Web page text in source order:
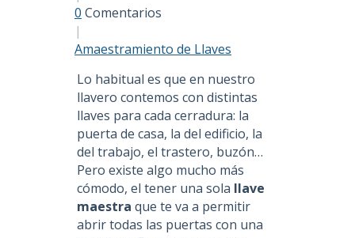
0 Comentarios
|
Amaestramiento de Llaves
Lo habitual es que en nuestro
llavero contemos con distintas
llaves para cada cerradura: la
puerta de casa, la del edificio, la
del trabajo, el trastero, buzón…
Pero existe algo mucho más
cómodo, el tener una sola llave
maestra que te va a permitir
abrir todas las puertas con una